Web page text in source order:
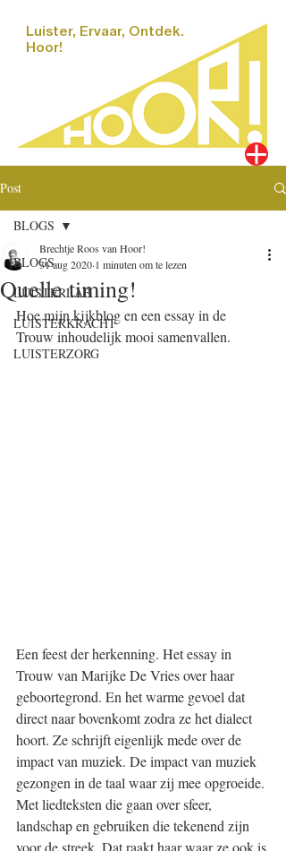
Luister, Ervaar, Ontdek.
Hoor!
Post
BLOGS
LUISTERLAB
LUISTERKRACHT
LUISTERZORG
BLOGS
Quelle timing!
Brechtje Roos van Hoor!
31 aug 2020 1 minuten om te lezen
Hoe mijn kijkblog en een essay in de
Trouw inhoudelijk mooi samenvallen.
Een feest der herkenning. Het essay in
Trouw van Marijke De Vries over haar
geboortegrond. En het warme gevoel dat
direct naar bovenkomt zodra ze het dialect
hoort. Ze schrijft eigenlijk mede over de
impact van muziek. De impact van muziek
gezongen in de taal waar zij mee opgroeide.
Met liedteksten die gaan over sfeer,
landschap en gebruiken die tekenend zijn
voor de streek. Dat raakt haar waar ze ook is.